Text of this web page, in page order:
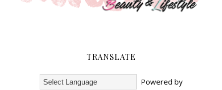
TRANSLATE
Powered by